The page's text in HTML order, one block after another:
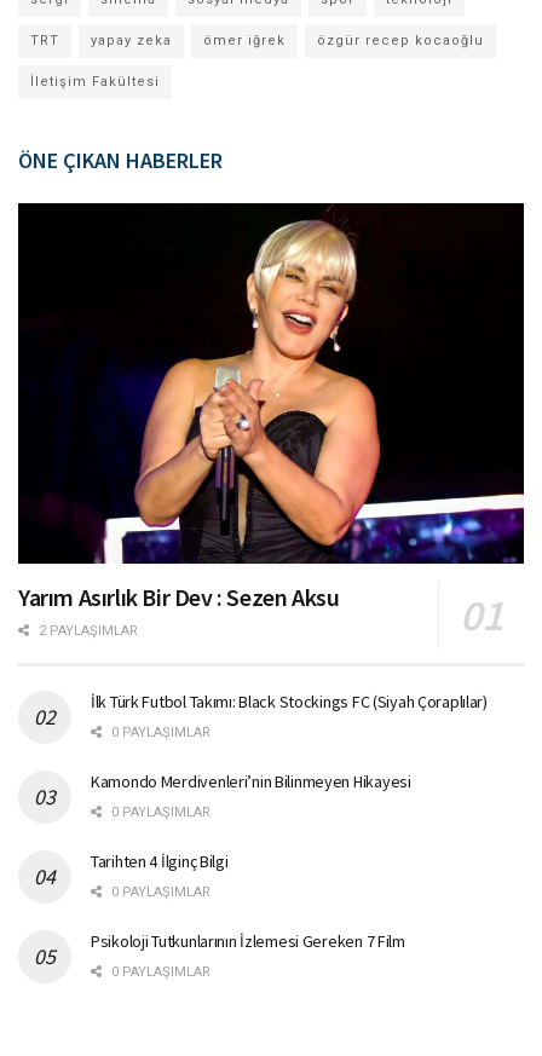
TRT yapay zeka ömer iğrek özgür recep kocaoğlu
İletişim Fakültesi
ÖNE ÇIKAN HABERLER
Yarım Asırlık Bir Dev : Sezen Aksu
2 PAYLAŞIMLAR
İlk Türk Futbol Takımı: Black Stockings FC (Siyah Çoraplılar)
0 PAYLAŞIMLAR
Kamondo Merdivenleri’nin Bilinmeyen Hikayesi
0 PAYLAŞIMLAR
Tarihten 4 İlginç Bilgi
0 PAYLAŞIMLAR
Psikoloji Tutkunlarının İzlemesi Gereken 7 Film
0 PAYLAŞIMLAR